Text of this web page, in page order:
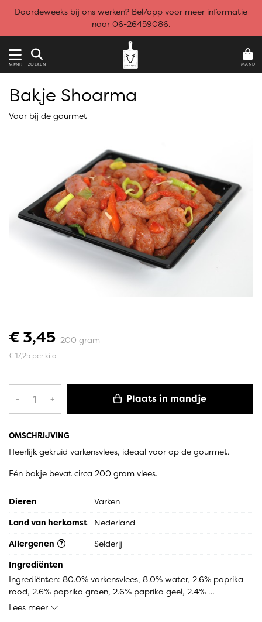
Doordeweeks bij ons werken? Bel/app voor meer informatie
naar 06-26459086.
MENU ZOEKEN MAND
OMSCHRIJVING
Heerlijk gekruid varkensvlees, ideaal voor op de gourmet.
Eén bakje bevat circa 200 gram vlees.
Bakje Shoarma
Voor bij de gourmet
€ 3,45 200 gram
€ 17,25 per kilo
– + Plaats in mandje
Dieren
Varken
Land van herkomst
Nederland
Allergenen
Selderij
Ingrediënten
Ingrediënten: 80.0% varkensvlees, 8.0% water, 2.6% paprika
rood, 2.6% paprika groen, 2.6% paprika geel, 2.4%
shoarmakruiden (Komijnzaad, zout, nootmuskaat,
Lees meer